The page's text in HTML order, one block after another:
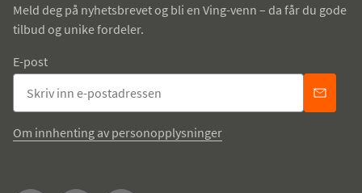
Meld deg på nyhetsbrevet og bli en Ving-venn – da får du gode
tilbud og unike fordeler.
E-post
Om innhenting av personopplysninger